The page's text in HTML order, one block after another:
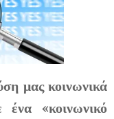
μας κοινωνικά
«κοινωνικό